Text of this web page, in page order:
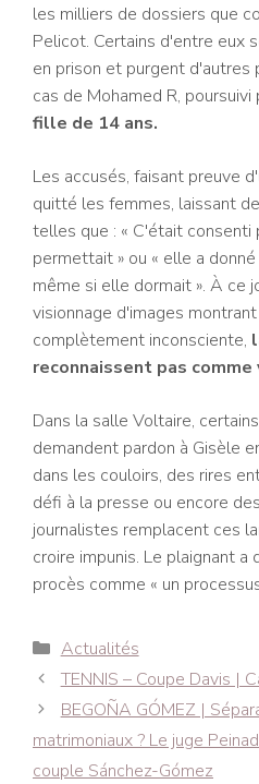
les milliers de dossiers que
Pelicot. Certains d'entre eux
en prison et purgent d'autres
cas de Mohamed R, poursuivi
fille de 14 ans.
Les accusés, faisant preuve
quitté les femmes, laissant
telles que : « C'était consenti
permettait » ou « elle a
même si elle dormait ». À ce
visionnage d'images
complètement inconsciente,
reconnaissent pas comme
Dans la salle Voltaire,
demandent pardon à Gisèle
dans les couloirs, des rires
défi à la presse ou encore
journalistes remplacent ces
croire impunis. Le plaignant
procès comme « un
Catégories
Actualités
Navigation
des
articles
TENNIS – Coupe Davis |
BEGOÑA GÓMEZ |
matrimoniaux ? Le juge
couple Sánchez-Gómez